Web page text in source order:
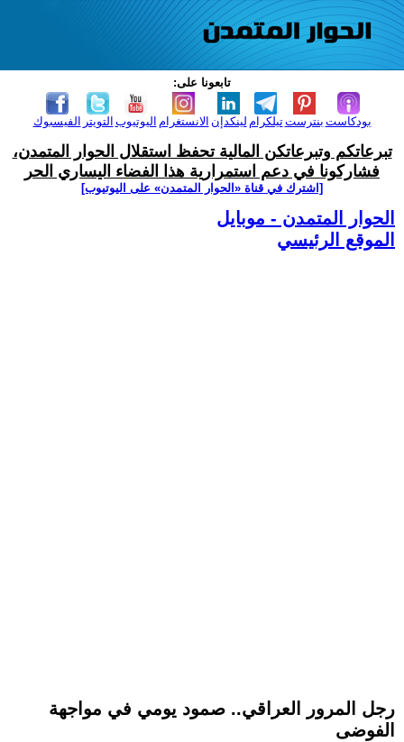
تابعونا على:
الفيسبوك التويتر اليوتيوب الانستغرام لينكدإن تيلكرامبنترست بودكاست
تبرعاتكم وتبرعاتكن المالية تحفظ استقلال الحوار المتمدن،
فشاركونا في دعم استمرارية هذا الفضاء اليساري الحر
[اشترك في قناة ‫«الحوار المتمدن» على اليوتيوب]
الحوار المتمدن - موبايل
الموقع الرئيسي
رجل المرور العراقي.. صمود يومي في مواجهة
الفوضى